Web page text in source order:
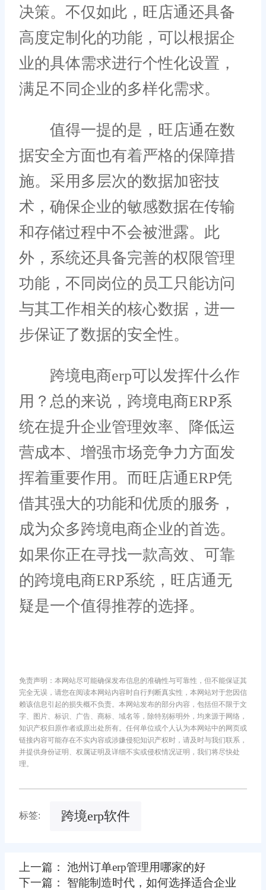
决策。不仅如此，旺店通还具备
高度定制化的功能，可以根据企
业的具体需求进行个性化设置，
满足不同企业的多样化需求。
值得一提的是，旺店通在数
据安全方面也有着严格的保障措
施。采用多层次的数据加密技
术，确保企业的敏感数据在传输
和存储过程中不会被泄露。此
外，系统还具备完善的权限管理
功能，不同岗位的员工只能访问
与其工作相关的核心数据，进一
步保证了数据的安全性。
跨境电商erp可以发挥什么作
用？总的来说，跨境电商ERP系
统在提升企业管理效率、降低运
营成本、增强市场竞争力方面发
挥着重要作用。而旺店通ERP凭
借其强大的功能和优质的服务，
成为众多跨境电商企业的首选。
如果你正在寻找一款高效、可靠
的跨境电商ERP系统，旺店通无
疑是一个值得推荐的选择。
免责声明：本网站尽可能确保发布信息的准确性与可靠性，但不能保证其
完全无误，请您在阅读本网站内容时自行判断真实性，本网站对于您因信
赖该信息引起的损失概不负责。本网站发布的部分内容，包括但不限于文
字、图片、标识、广告、商标、域名等，除特别标明外，均来源于网络，
知识产权归原作者或原出处所有。任何单位或个人认为本网站中的网页或
链接内容可能存在不实内容或涉嫌侵犯知识产权时，请及时与我们联系，
并提供身份证明、权属证明及详细不实或侵权情况证明，我们将尽快处
理。
标签: 跨境erp软件
上一篇： 池州订单erp管理用哪家的好
下一篇： 智能制造时代，如何选择适合企业